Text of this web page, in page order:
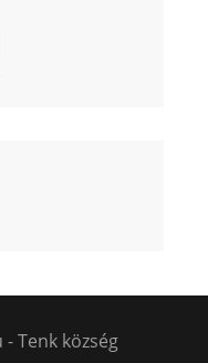
Tenk község